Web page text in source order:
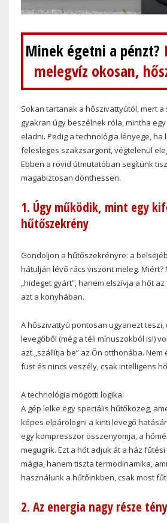
Minek égetni a pénzt?
melegvíz okosan,
Sokan tartanak a hőszivattyútól, mert
gyakran úgy beszélnek róla, mintha
eladni. Pedig a technológia lényege, ha
felesleges szakzsargont, végtelenül
Ebben a rövid útmutatóban segítünk
magabiztosan dönthessen.
1. Úgy működik, mint egy
hűtőszekrény
Gondoljon a hűtőszekrényre: a
hátulján lévő rács viszont meleg. Miért?
„hideget gyárt”, hanem elszívja a hőt
azt a konyhában.
A hőszivattyú pontosan ugyanezt teszi,
levegőből (még a téli mínuszokból is!)
azt „szállítja be” az Ön otthonába. Nem
füst és nincs veszély, csak intelligens
A technológia mögötti logika:
A gép lelke egy speciális hűtőközeg,
képes elpárologni a kinti levegő
egy kompresszor összenyomja, a
megugrik. Ezt a hőt adjuk át a ház
mágia, hanem tiszta termodinamika,
használunk a hűtőinkben, csak most
2. Az energia nagy része